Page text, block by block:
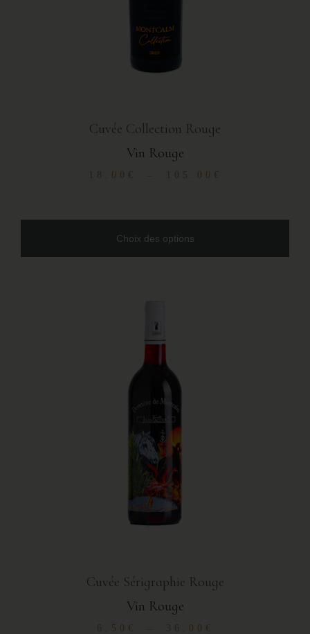
Cuvée Collection Rouge
Vin Rouge
18.00 € 105.00 €
Choix des options
Cuvée Sérigraphie Rouge
Vin Rouge
6.50 € 36.00 €